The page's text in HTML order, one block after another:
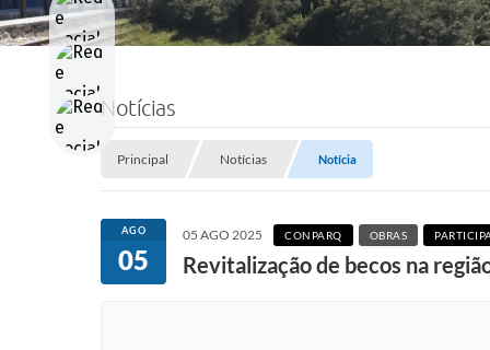
Notícias
Principal Notícias Notícia
AGO
05
05 AGO 2025 CONPARQ OBRAS
Revitalização de becos na